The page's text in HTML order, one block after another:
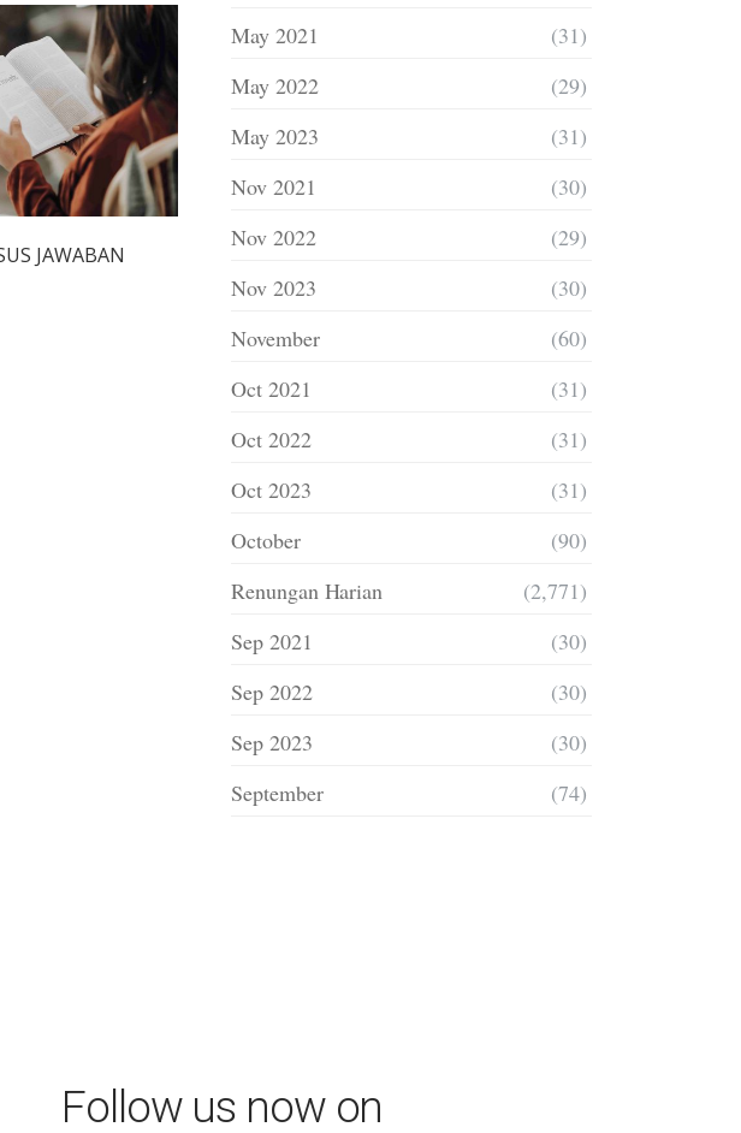
JAWABAN
May 2021
(31)
May 2022
(29)
May 2023
(31)
Nov 2021
(30)
Nov 2022
(29)
Nov 2023
(30)
November
(60)
Oct 2021
(31)
Oct 2022
(31)
Oct 2023
(31)
October
(90)
Renungan Harian
(2,771)
Sep 2021
(30)
Sep 2022
(30)
Sep 2023
(30)
September
(74)
Follow us now on